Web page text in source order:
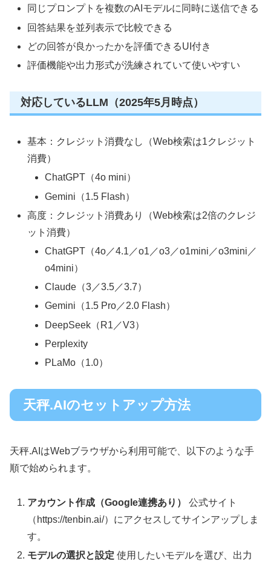
同じプロンプトを複数のAIモデルに同時に送信できる
回答結果を並列表示で比較できる
どの回答が良かったかを評価できるUI付き
評価機能や出力形式が洗練されていて使いやすい
対応しているLLM（2025年5月時点）
基本：クレジット消費なし（Web検索は1クレジット
消費）
ChatGPT（4o mini）
Gemini（1.5 Flash）
高度：クレジット消費あり（Web検索は2倍のクレジ
ット消費）
ChatGPT（4o／4.1／o1／o3／o1mini／o3mini／
o4mini）
Claude（3／3.5／3.7）
Gemini（1.5 Pro／2.0 Flash）
DeepSeek（R1／V3）
Perplexity
PLaMo（1.0）
天秤.AIのセットアップ方法
天秤.AIはWebブラウザから利用可能で、以下のような手
順で始められます。
アカウント作成（Google連携あり）
公式サイト
（https://tenbin.ai/）にアクセスしてサインアップしま
す。
モデルの選択と設定 使用したいモデルを選び、出力